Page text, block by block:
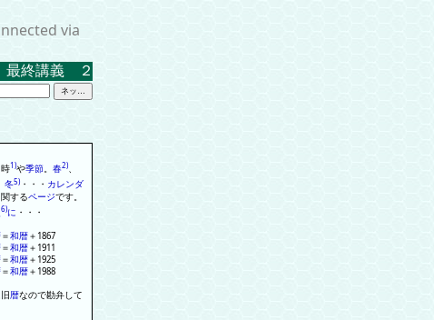
via
講義 ２０２３．３．１７ 米沢キャンパス中示Ａ
1)や季節。 春2)、
冬5)・ ・ ・ カレンダ
関するページです。
6)に ・ ・
・
＝和暦＋ 1867
＝和暦＋ 1911
＝和暦＋ 1925
＝和暦＋ 1988
暦なので勘弁して